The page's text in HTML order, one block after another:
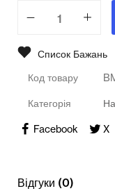
Список Бажань
Код товару
Категорія
Facebook X
Відгуки (0)